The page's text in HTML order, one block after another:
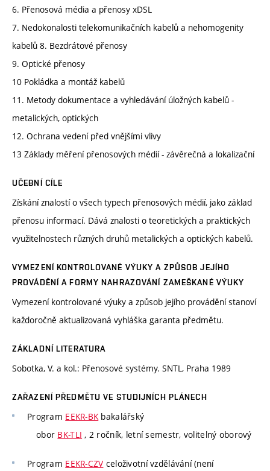
6. Přenosová média a přenosy xDSL
7. Nedokonalosti telekomunikačních kabelů a nehomogenity
kabelů 8. Bezdrátové přenosy
9. Optické přenosy
10 Pokládka a montáž kabelů
11. Metody dokumentace a vyhledávání úložných kabelů -
metalických, optických
12. Ochrana vedení před vnějšími vlivy
13 Základy měření přenosových médií - závěrečná a lokalizační
UČEBNÍ CÍLE
Získání znalostí o všech typech přenosových médií, jako základ
přenosu informací. Dává znalosti o teoretických a praktických
využitelnostech různých druhů metalických a optických kabelů.
VYMEZENÍ KONTROLOVANÉ VÝUKY A ZPŮSOB JEJÍHO
PROVÁDĚNÍ A FORMY NAHRAZOVÁNÍ ZAMEŠKANÉ VÝUKY
Vymezení kontrolované výuky a způsob jejího provádění stanoví
každoročně aktualizovaná vyhláška garanta předmětu.
ZÁKLADNÍ LITERATURA
Sobotka, V. a kol.: Přenosové systémy. SNTL, Praha 1989
ZAŘAZENÍ PŘEDMĚTU VE STUDIJNÍCH PLÁNECH
Program EEKR-BKbakalářský
obor BK-TLI , 2 ročník, letní semestr, volitelný oborový
Program EEKR-CZV celoživotní vzdělávání (není